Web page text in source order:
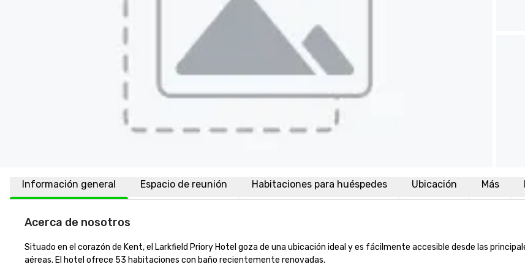
Información general Espacio de reunión Habitaciones para huéspedes Ubicación Más
Acerca de nosotros
Situado en el corazón de Kent, el Larkfield Priory Hotel goza de una ubicación ideal y es fácilmente accesible desde las
aéreas. El hotel ofrece 53 habitaciones con baño recientemente renovadas.